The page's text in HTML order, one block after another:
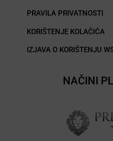
PRAVILA PRIVATNOSTI
KORIŠTENJE KOLAČIĆA
IZJAVA O KORIŠTENJU
NAČINI